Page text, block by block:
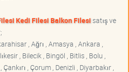
Kedi Filesi Balkon Filesisatış ve
, Ağrı , Amasya , Ankara ,
, Bilecik , Bingöl , Bitlis , Bolu ,
, Çorum , Denizli , Diyarbakır ,